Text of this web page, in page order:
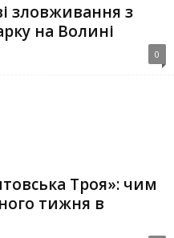
зловживання з
на Волині
0
Троя»: чим
тижня в